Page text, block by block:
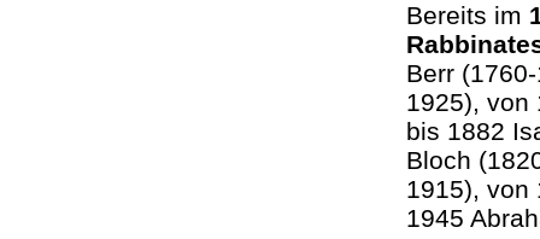
Bereits im
Berr
1925), von
bis 1882
Bloch
1915), von
1945